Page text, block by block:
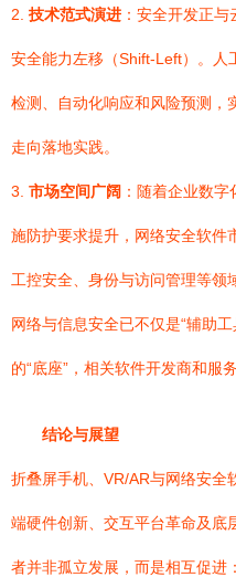
2. 技术范式演进 ：安全开发正
安全能力左移（Shift-Left）。人
检测、自动化响应和风险预测，
走向落地实践。
3. 市场空间广阔 ：随着企业数
施防护要求提升，网络安全软件
工控安全、身份与访问管理等领
网络与信息安全已不仅是“辅助
的“底座”，相关软件开发商和服
结论与展望
折叠屏手机、VR/AR与网络安全
端硬件创新、交互平台革命及底
者并非孤立发展，而是相互促进